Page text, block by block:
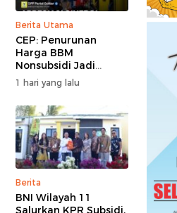
Berita Utama
CEP: Penurunan
Harga BBM
Nonsubsidi Jadi
Stimulus Positif bagi
Dunia Usaha dan
Pertumbuhan
Ekonomi
1 hari yang lalu
Berita
BNI Wilayah 11
Salurkan KPR Subsidi,